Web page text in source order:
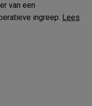
van een
ingreep. Lees